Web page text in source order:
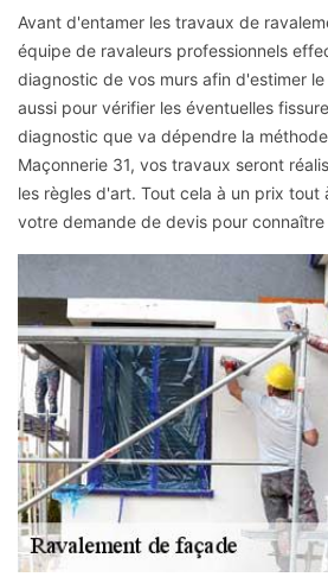
Avant d'entamer les travaux de
équipe de ravaleurs professionnels
diagnostic de vos murs afin d'estimer
aussi pour vérifier les éventuelles
diagnostic que va dépendre la
Maçonnerie 31, vos travaux seront
les règles d'art. Tout cela à un prix tout
votre demande de devis pour connaître